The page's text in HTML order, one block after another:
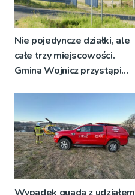
Nie pojedyncze działki, ale
całe trzy miejscowości.
Gmina Wojnicz przystąpi